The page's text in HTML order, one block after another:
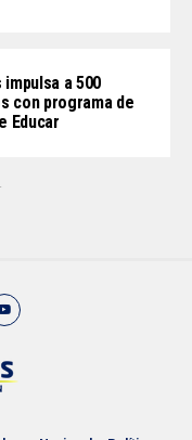
a 500
con programa de
Educar